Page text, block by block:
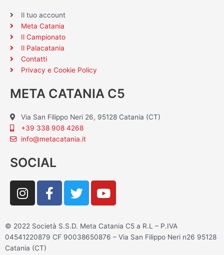
Il tuo account
Meta Catania
Il Campionato
Il Palacatania
Contatti
Privacy e Cookie Policy
META CATANIA C5
Via San Filippo Neri 26, 95128 Catania (CT)
+39 338 908 4268
info@metacatania.it
SOCIAL
I
n
t
a
g
F
a
e
b
T
w
t
t
Y
o
t
u
© 2022 Società S.S.D. Meta Catania C5 a R.L – P.IVA
04541220879 CF 90038650876 – Via San Filippo Neri n26 95128
Catania (CT)